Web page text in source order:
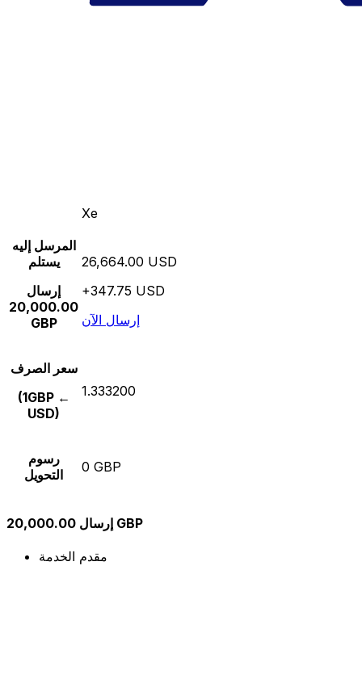
Xe
المرسل إليه
يستلم
إرسال
20,000.00
GBP
26,664.00 USD
+347.75 USD
إرسال الآن
سعر الصرف
(1GBP ←
USD)
1.333200
رسوم
التحويل
0 GBP
إرسال 20,000.00 GBP
مقدم الخدمة